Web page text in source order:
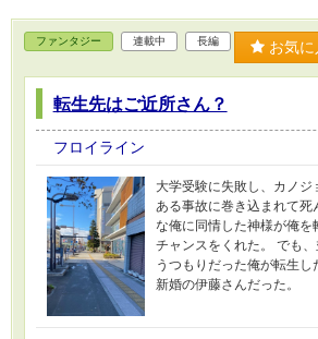
ファンタジー 連載中 長編 お気
転生先はご近所さん？
フロイライン
大学受験に失敗し、カノジ
ある事故に巻き込まれて
な俺に同情した神様が俺を
チャンスをくれた。 でも
うつもりだった俺が転生
新婚の伊藤さんだった。